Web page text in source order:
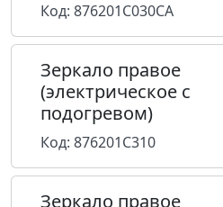
Код: 876201C030CA
Зеркало правое
(электрическое с
подогревом)
Код: 876201C310
Зеркало правое